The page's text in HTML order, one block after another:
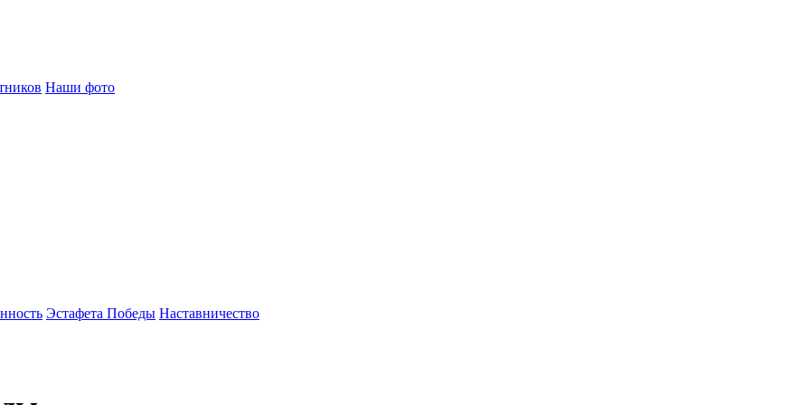
Наши фото
Эстафета Победы Наставничество